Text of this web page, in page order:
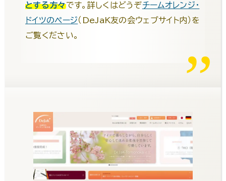
とする方々です。詳しくはどうぞチームオレンジ・
ドイツのページ（DeJaK友の会ウェブサイト内）を
ご覧ください。